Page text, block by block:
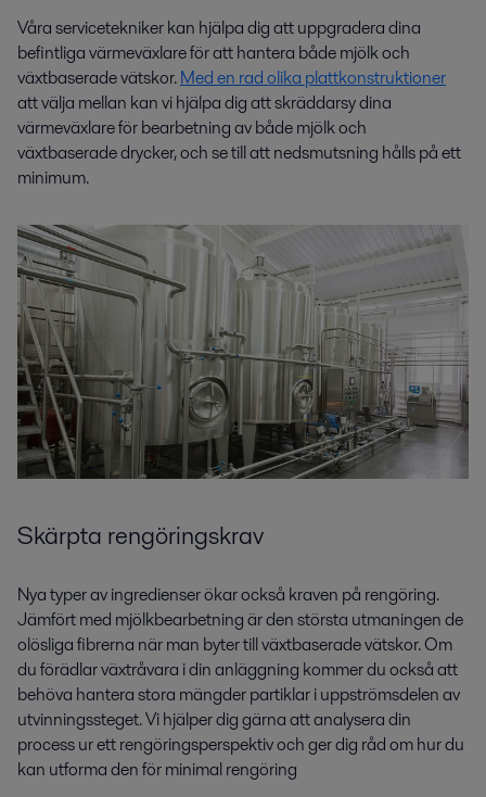
Våra servicetekniker kan hjälpa dig att uppgradera dina
befintliga värmeväxlare för att hantera både mjölk och
växtbaserade vätskor.Med en rad olika plattkonstruktioner
att välja mellan kan vi hjälpa dig att skräddarsy dina
värmeväxlare för bearbetning av både mjölk och
växtbaserade drycker, och se till att nedsmutsning hålls på ett
minimum.
Skärpta rengöringskrav
Nya typer av ingredienser ökar också kraven på rengöring.
Jämfört med mjölkbearbetning är den största utmaningen de
olösliga fibrerna när man byter till växtbaserade vätskor. Om
du förädlar växtråvara i din anläggning kommer du också att
behöva hantera stora mängder partiklar i uppströmsdelen av
utvinningssteget. Vi hjälper dig gärna att analysera din
process ur ett rengöringsperspektiv och ger dig råd om hur du
kan utforma den för minimal rengöring